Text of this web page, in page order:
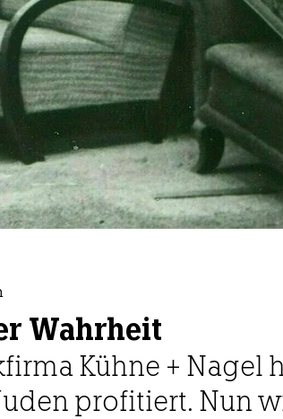
Wahrheit
Kühne + Nagel
profitiert. Nun